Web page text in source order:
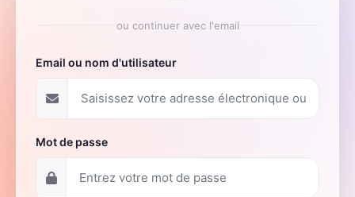
ou continuer avec l'email
Email ou nom d'utilisateur
Mot de passe